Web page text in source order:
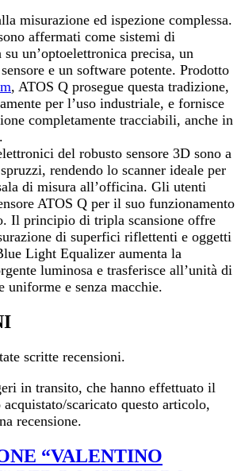
misurazione ed ispezione complessa.
affermati come sistemi di
su un’optoelettronica precisa, un
e un software potente. Prodotto
, ATOS Q prosegue questa tradizione,
per l’uso industriale, e fornisce
completamente tracciabili, anche in
del robusto sensore 3D sono a
rendendo lo scanner ideale per
di misura all’officina. Gli utenti
ATOS Q per il suo funzionamento
Il principio di tripla scansione offre
di superfici riflettenti e oggetti
Light Equalizer aumenta la
luminosa e trasferisce all’unità di
uniforme e senza macchie.
scritte recensioni.
in transito, che hanno effettuato il
scaricato questo articolo,
recensione.
“VALENTINO